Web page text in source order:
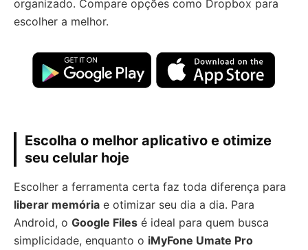
organizado. Compare opções como Dropbox para
escolher a melhor.
Escolha o melhor aplicativo e otimize
seu celular hoje
Escolher a ferramenta certa faz toda diferença para
liberar memória e otimizar seu dia a dia. Para
Android, o Google Files é ideal para quem busca
simplicidade, enquanto o iMyFone Umate Pro